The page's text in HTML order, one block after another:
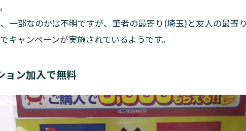
一部なのかは不明ですが、筆者の最寄り(埼玉)と友人の最寄
キャンペーンが実施されているようです。
ョン加入で無料